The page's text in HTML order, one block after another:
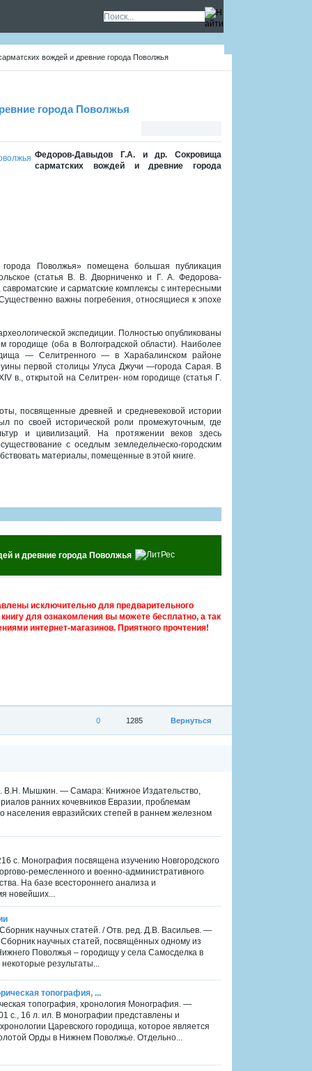
вождей и древние города Поволжья
города Поволжья
Федоров-Давыдов Г.А. и др. Сокровища
сарматских вождей и древние города
Поволжья» помещена большая публикация
(статья В. В. Дворниченко и Г. А. Федорова-
и сарматские комплексы с интересными
важны погребения, относящиеся к эпохе
экспедиции. Полностью опубликованы
(оба в Волгоградской области). Наиболее
— Селитренного — в Харабалинском районе
первой столицы Улуса Джучи —города Сарая. В
в., открытой на Селитрен- ном городище (статья Г.
посвященные древней и средневековой истории
по своей исторической роли промежуточным, где
и цивилизаций. На протяжении веков здесь
с оседлым земледельческо-городским
материалы, помещенные в этой книге.
и древние города Поволжья
исключительно для предварительного
для ознакомления вы можете бесплатно, а так
интернет-магазинов. Приятного прочтения!
Вернуться
1285
0
В.Н. Мышкин. — Самара: Книжное Издательство,
ранних кочевников Евразии, проблемам
населения евразийских степей в раннем железном
с. Монография посвящена изучению Новгородского
ремесленного и военно-административного
На базе всестороннего анализа и
новейших...
научных статей. / Отв. ред. Д.В. Васильев. —
научных статей, посвящённых одному из
Поволжья – городищу у села Самосделка в
результаты...
топография, ...
топография, хронология Монография. —
c., 16 л. ил. В монографии представлены и
Царевского городища, которое является
Орды в Нижнем Поволжье. Отдельно...